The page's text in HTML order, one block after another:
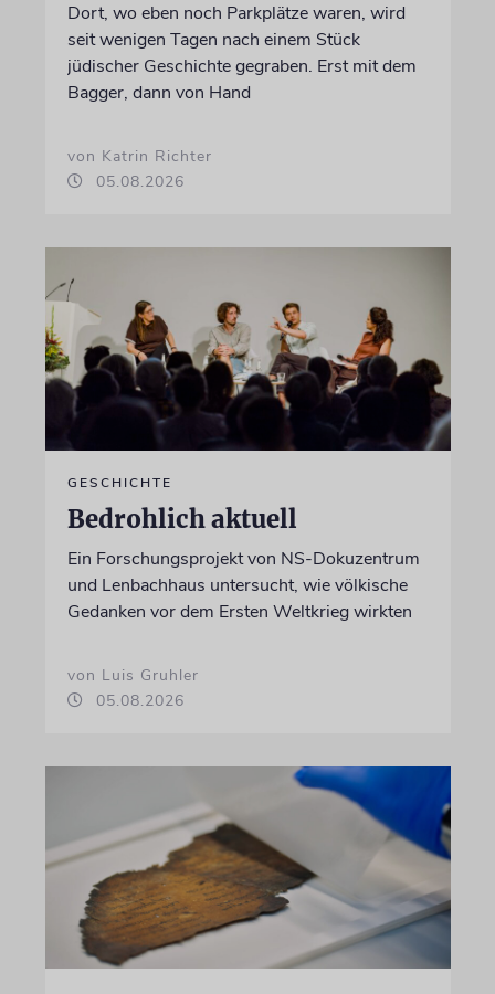
Dort, wo eben noch Parkplätze waren, wird
seit wenigen Tagen nach einem Stück
jüdischer Geschichte gegraben. Erst mit dem
Bagger, dann von Hand
von Katrin Richter
05.08.2026
GESCHICHTE
Bedrohlich aktuell
Ein Forschungsprojekt von NS-Dokuzentrum
und Lenbachhaus untersucht, wie völkische
Gedanken vor dem Ersten Weltkrieg wirkten
von Luis Gruhler
05.08.2026